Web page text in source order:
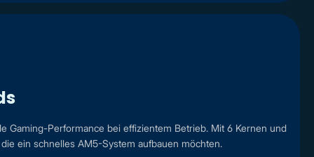
Performance bei effizientem Betrieb. Mit 6 Kernen und
ein schnelles AM5-System aufbauen möchten.